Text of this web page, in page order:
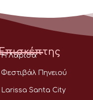
Η Λάρισα
Φεστιβάλ Πηνειού
Larissa Santa City